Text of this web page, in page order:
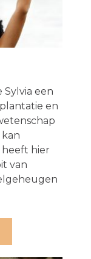
Sylvia een
en
heeft hier
van